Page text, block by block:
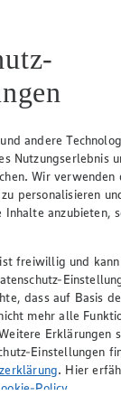
zerstoßen. Das
eine Mulde
nach und nach
es soll ein
und
etwa 2 Stunden
andere
Nutzungserlebnis
Wir verwenden
personalisieren
Inhalte anzubieten,
freiwillig und
dass auf Basis
mehr alle
Erklärungen
Einstellungen
. Hier
Policy.